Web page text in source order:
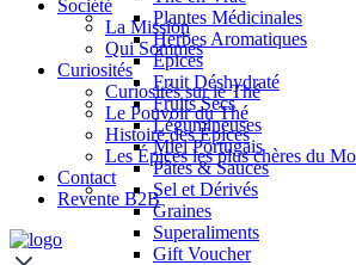
Plantes Médicinales
Herbes Aromatiques
Épices
Fruit Déshydraté
Fruits Secs
Légumineuses
Miel Portugais
Pâtes & Sauces
Sel et Dérivés
Graines
Superaliments
Gift Voucher
Société
La Mission
Qui Sommes
Curiosités
Curiosités sur le Thé
Le Pouvoir du Thé
Histoire des Épices
Les Épices les plus chères du
Contact
Revente B2B